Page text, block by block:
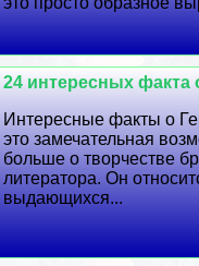
24 интересных факта
Интересные факты о
это замечательная
больше о творчестве
литератора. Он
выдающихся...